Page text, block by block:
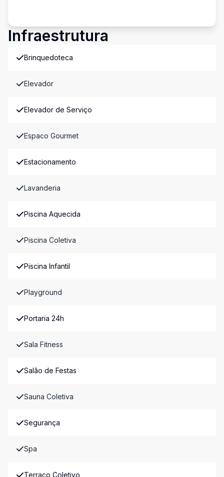
Infraestrutura
Brinquedoteca
Elevador
Elevador de Serviço
Espaco Gourmet
Estacionamento
Lavanderia
Piscina Aquecida
Piscina Coletiva
Piscina Infantil
Playground
Portaria 24h
Sala Fitness
Salão de Festas
Sauna Coletiva
Segurança
Spa
Terraço Coletivo